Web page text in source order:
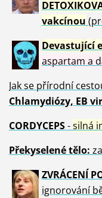
vakcínou
Devastující
aspartam a
Jak se přírodní
Chlamydiózy, EB
CORDYCEPS-silná
Překyselené tělo:
ZVRÁCENÍ
ignorování